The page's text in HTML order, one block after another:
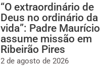
“O extraordinário de
Deus no ordinário da
vida”: Padre Maurício
assume missão em
Ribeirão Pires
2 de agosto de 2026